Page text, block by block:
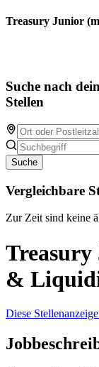
Treasury Junior
Suche nach
Stellen
Suche
Vergleichbare
Zur Zeit sind keine
&
Diese